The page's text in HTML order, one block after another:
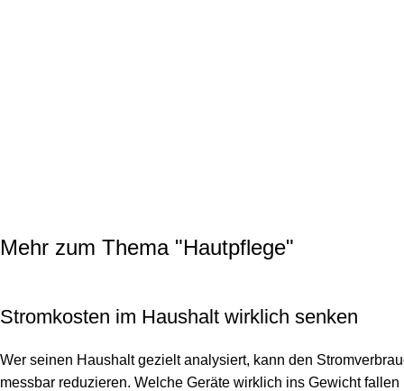
Mehr zum Thema "Hautpflege"
Stromkosten im Haushalt wirklich senken
Wer seinen Haushalt gezielt analysiert, kann den
messbar reduzieren. Welche Geräte wirklich ins Gewicht fallen